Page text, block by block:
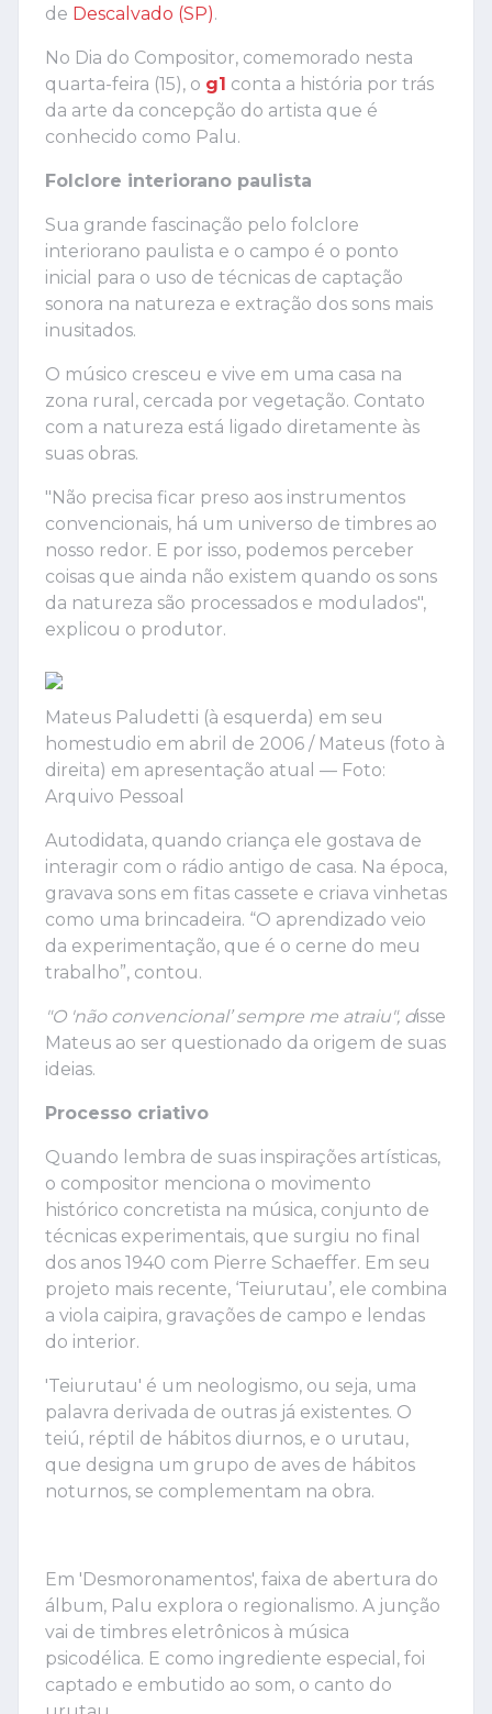
de Descalvado (SP).
No Dia do Compositor, comemorado nesta
quarta-feira (15), o g1 conta a história por trás
da arte da concepção do artista que é
conhecido como Palu.
Folclore interiorano paulista
Sua grande fascinação pelo folclore
interiorano paulista e o campo é o ponto
inicial para o uso de técnicas de captação
sonora na natureza e extração dos sons mais
inusitados.
O músico cresceu e vive em uma casa na
zona rural, cercada por vegetação. Contato
com a natureza está ligado diretamente às
suas obras.
"Não precisa ficar preso aos instrumentos
convencionais, há um universo de timbres ao
nosso redor. E por isso, podemos perceber
coisas que ainda não existem quando os sons
da natureza são processados e modulados",
explicou o produtor.
Mateus Paludetti (à esquerda) em seu
homestudio em abril de 2006 / Mateus (foto à
direita) em apresentação atual — Foto:
Arquivo Pessoal
Autodidata, quando criança ele gostava de
interagir com o rádio antigo de casa. Na época,
gravava sons em fitas cassete e criava vinhetas
como uma brincadeira. “O aprendizado veio
da experimentação, que é o cerne do meu
trabalho”, contou.
"O 'não convencional’ sempre me atraiu", disse
Mateus ao ser questionado da origem de suas
ideias.
Processo criativo
Quando lembra de suas inspirações artísticas,
o compositor menciona o movimento
histórico concretista na música, conjunto de
técnicas experimentais, que surgiu no final
dos anos 1940 com Pierre Schaeffer. Em seu
projeto mais recente, ‘Teiurutau’, ele combina
a viola caipira, gravações de campo e lendas
do interior.
'Teiurutau' é um neologismo, ou seja, uma
palavra derivada de outras já existentes. O
teiú, réptil de hábitos diurnos, e o urutau,
que designa um grupo de aves de hábitos
noturnos, se complementam na obra.
Em 'Desmoronamentos', faixa de abertura do
álbum, Palu explora o regionalismo. A junção
vai de timbres eletrônicos à música
psicodélica. E como ingrediente especial, foi
captado e embutido ao som, o canto do